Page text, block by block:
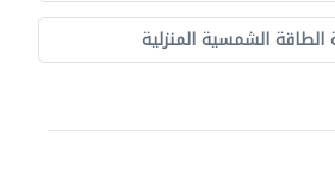
الطاقة الشمسية المنزلية